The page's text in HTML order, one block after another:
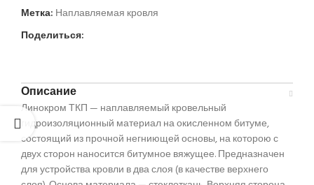
Метка: Наплавляемая кровля
Поделиться:
Описание
Линокром ТКП — наплавляемый кровельный
гидроизоляционный материал на окисленном битуме,
состоящий из прочной негниющей основы, на которою с
двух сторон наносится битумное вяжущее. Предназначен
для устройства кровли в два слоя (в качестве верхнего